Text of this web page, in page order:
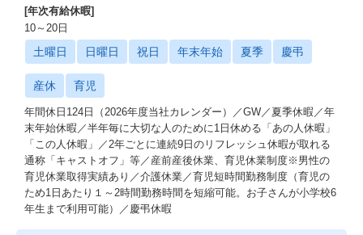
[年次有給休暇]
10～20日
土曜日 日曜日 祝日 年末年始 夏季 慶弔
産休 育児
年間休日124日（2026年度当社カレンダー）／GW／夏季休暇／年
末年始休暇／半年毎に大切な人のために1日休める「あの人休暇」
「この人休暇」／2年ごとに連続9日のリフレッシュ休暇が取れる
通称「キャストオフ」等／産前産後休業、育児休業制度※男性の
育児休業取得実績あり／介護休業／育児短時間勤務制度（育児の
ため1日あたり１～2時間勤務時間を短縮可能。お子さんが小学校6
年生まで利用可能）／慶弔休暇